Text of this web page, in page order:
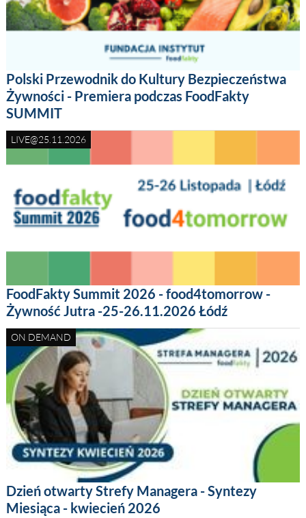
Polski Przewodnik do Kultury Bezpieczeństwa
Żywności - Premiera podczas FoodFakty
SUMMIT
LIVE@25.11.2026
FoodFakty Summit 2026 - food4tomorrow -
Żywność Jutra -25-26.11.2026 Łódź
ON DEMAND
Dzień otwarty Strefy Managera - Syntezy
Miesiąca - kwiecień 2026